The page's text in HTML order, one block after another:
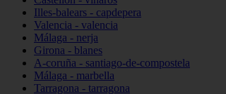
Illes-balears - capdepera
Valencia - valencia
Málaga - nerja
Girona - blanes
A-coruña - santiago-de-compostela
Málaga - marbella
Tarragona - tarragona